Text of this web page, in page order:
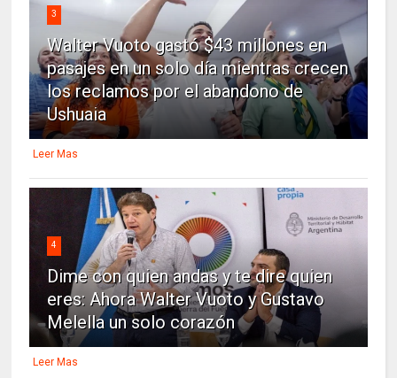
3
Walter Vuoto gastó $43 millones en
pasajes en un solo día mientras crecen
los reclamos por el abandono de
Ushuaia
Leer Mas
4
Dime con quien andas y te dire quien
eres: Ahora Walter Vuoto y Gustavo
Melella un solo corazón
Leer Mas